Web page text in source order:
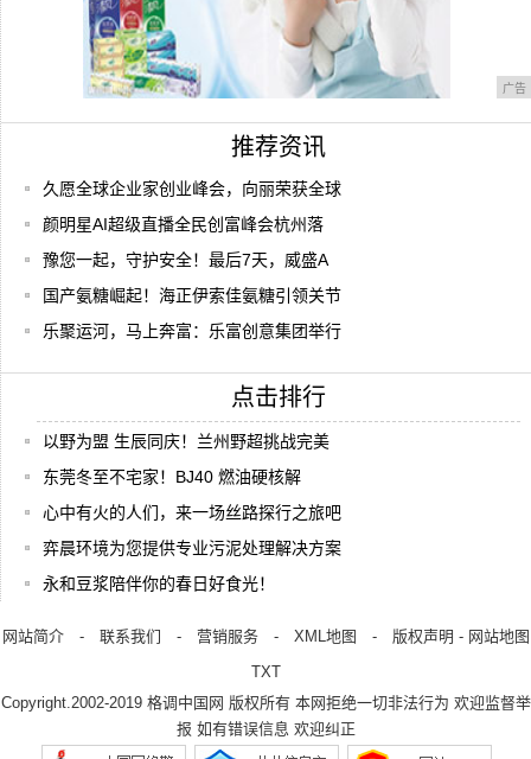
广告
推荐资讯
久愿全球企业家创业峰会，向丽荣获全球
颜明星AI超级直播全民创富峰会杭州落
豫您一起，守护安全！最后7天，威盛A
国产氨糖崛起！海正伊索佳氨糖引领关节
乐聚运河，马上奔富：乐富创意集团举行
点击排行
以野为盟 生辰同庆！兰州野超挑战完美
东莞冬至不宅家！BJ40 燃油硬核解
心中有火的人们，来一场丝路探行之旅吧
弈晨环境为您提供专业污泥处理解决方案
永和豆浆陪伴你的春日好食光！
网站简介- 联系我们 - 营销服务- XML地图 - 版权声明 - 网站地图
TXT
Copyright.2002-2019 格调中国网 版权所有 本网拒绝一切非法行为 欢迎监督举
报 如有错误信息 欢迎纠正